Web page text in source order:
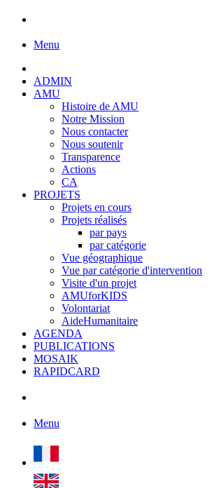
Menu
ADMIN
AMU
Histoire de AMU
Notre Mission
Nous contacter
Nous soutenir
Transparence
Actions
CA
PROJETS
Projets en cours
Projets réalisés
par pays
par catégorie
Vue géographique
Vue par catégorie d'intervention
Visite d'un projet
AMUforKIDS
Volontariat
AideHumanitaire
AGENDA
PUBLICATIONS
MOSAIK
RAPIDCARD
Menu